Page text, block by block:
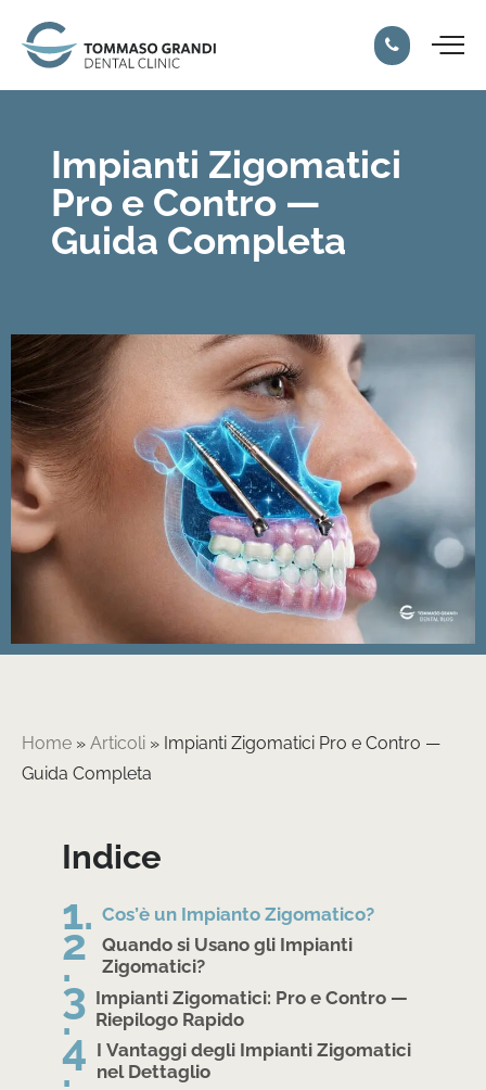
Impianti Zigomatici
Pro e Contro —
Guida Completa
Home » Articoli » Impianti Zigomatici Pro e Contro —
Guida Completa
Indice
Cos’è un Impianto Zigomatico?
Quando si Usano gli Impianti
Zigomatici?
Impianti Zigomatici: Pro e Contro —
Riepilogo Rapido
I Vantaggi degli Impianti Zigomatici
nel Dettaglio